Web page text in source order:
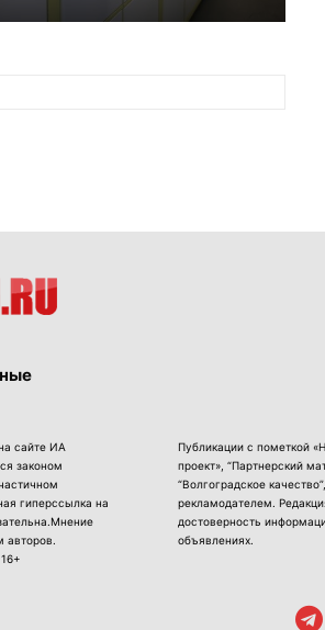
сайте ИА
законом
гиперссылка на
авторов.
Публикации с пометкой
проект», “Партнерский
“Волгоградское
рекламодателем.
достоверность
объявлениях.